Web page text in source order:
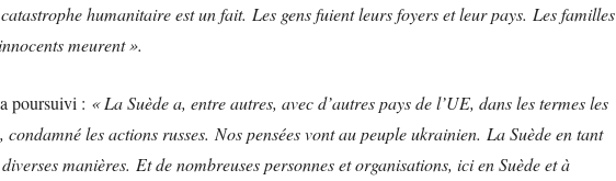
humanitaire est un fait. Les gens fuient leurs foyers et leur pays. Les familles
meurent ».
poursuivi : « La Suède a, entre autres, avec d’autres pays de l’UE, dans les termes les
condamné les actions russes. Nos pensées vont au peuple ukrainien. La Suède en tant
manières. Et de nombreuses personnes et organisations, ici en Suède et à